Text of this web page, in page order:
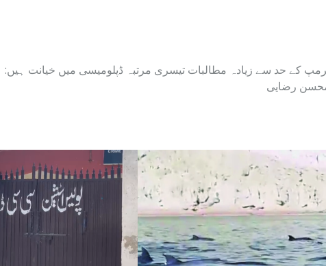
کے حد سے زیادہ مطالبات تیسری مرتبہ ڈپلومیسی میں خیانت ہیں:
رضایی